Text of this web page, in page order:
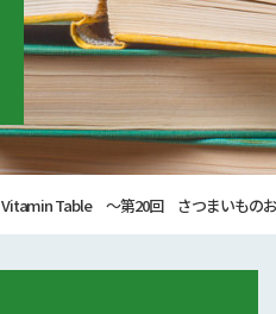
Vitamin Table 〜第20回 さつまいもの